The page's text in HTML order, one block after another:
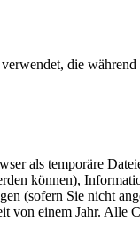
die während
als temporäre
können),
(sofern Sie nicht
von einem Jahr. Alle